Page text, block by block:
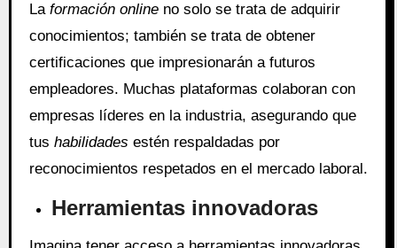
La formación onlineno solo se trata de adquirir
conocimientos; también se trata de obtener
certificaciones que impresionarán a futuros
empleadores. Muchas plataformas colaboran con
empresas líderes en la industria, asegurando que
tus habilidades estén respaldadas por
reconocimientos respetados en el mercado laboral.
Herramientas innovadoras